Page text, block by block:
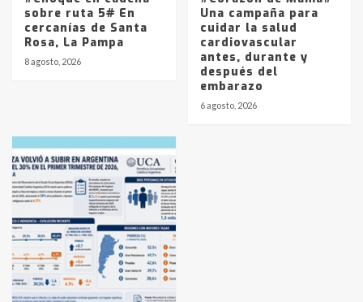
sobre ruta 5# En
cercanías de Santa
Rosa, La Pampa
8 agosto, 2026
Una campaña para
cuidar la salud
cardiovascular
antes, durante y
después del
embarazo
6 agosto, 2026